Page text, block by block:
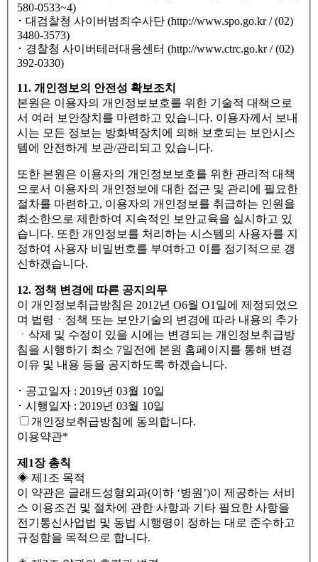
580-0533~4)
･ 대검찰청 사이버범죄수사단 (http://www.spo.go.kr / (02)
3480-3573)
･ 경찰청 사이버테러대응센터 (http://www.ctrc.go.kr / (02)
392-0330)
11. 개인정보의 안전성 확보조치
본원은 이용자의 개인정보보호를 위한 기술적 대책으로
서 여러 보안장치를 마련하고 있습니다. 이용자께서 보내
시는 모든 정보는 방화벽장치에 의해 보호되는 보안시스
템에 안전하게 보관/관리되고 있습니다.
또한 본원은 이용자의 개인정보보호를 위한 관리적 대책
으로서 이용자의 개인정보에 대한 접근 및 관리에 필요한
절차를 마련하고, 이용자의 개인정보를 취급하는 인원을
최소한으로 제한하여 지속적인 보안교육을 실시하고 있
습니다. 또한 개인정보를 처리하는 시스템의 사용자를 지
정하여 사용자 비밀번호를 부여하고 이를 정기적으로 갱
신하겠습니다.
12. 정책 변경에 따른 공지의무
이 개인정보취급방침은 2012년 O6월 O1일에 제정되었으
며 법령ㆍ정책 또는 보안기술의 변경에 따라 내용의 추가
ㆍ삭제 및 수정이 있을 시에는 변경되는 개인정보취급방
침을 시행하기 최소 7일전에 본원 홈페이지를 통해 변경
이유 및 내용 등을 공지하도록 하겠습니다.
･ 공고일자 : 2019년 03월 10일
･ 시행일자 : 2019년 03월 10일
개인정보취급방침에 동의합니다.
이용약관*
제1장 총칙
◈ 제1조 목적
이 약관은 글래드성형외과(이하 ‘병원’)이 제공하는 서비
스 이용조건 및 절차에 관한 사항과 기타 필요한 사항을
전기통신사업법 및 동법 시행령이 정하는 대로 준수하고
규정함을 목적으로 합니다.